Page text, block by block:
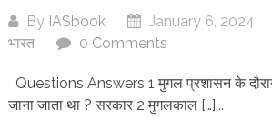
By IASbook January 6, 2024
भारत
0 Comments
Questions Answers 1 मुगल प्रशासन के
जाना जाता था ? सरकार 2 मुगलकाल […]...